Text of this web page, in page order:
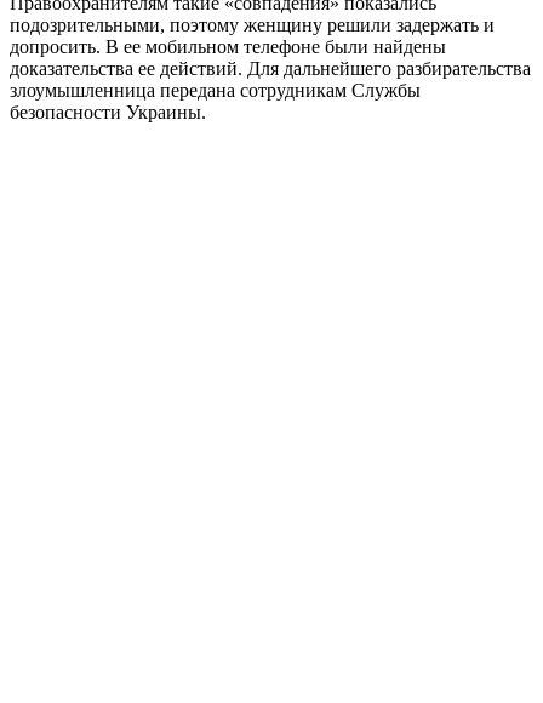
подозрительными, поэтому женщину решили задержать и
допросить. В ее мобильном телефоне были найдены
доказательства ее действий. Для дальнейшего разбирательства
злоумышленница передана сотрудникам Службы
безопасности Украины.